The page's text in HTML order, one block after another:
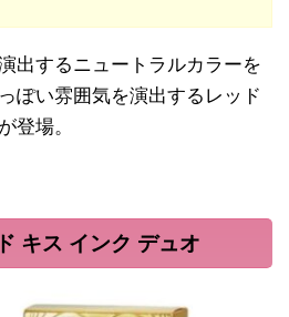
出するニュートラルカラーを
ぽい雰囲気を演出するレッド
登場。
キス インク デュオ